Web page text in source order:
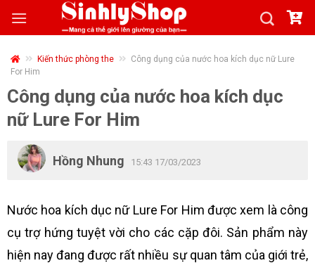
Kiến thức phòng the
Công dụng của nước hoa kích dục nữ Lure
For Him
Công dụng của nước hoa kích dục
nữ Lure For Him
Hồng Nhung 15:43 17/03/2023
Nước hoa kích dục nữ Lure For Him được xem là công
cụ trợ hứng tuyệt vời cho các cặp đôi. Sản phẩm này
hiện nay đang được rất nhiều sự quan tâm của giới trẻ,